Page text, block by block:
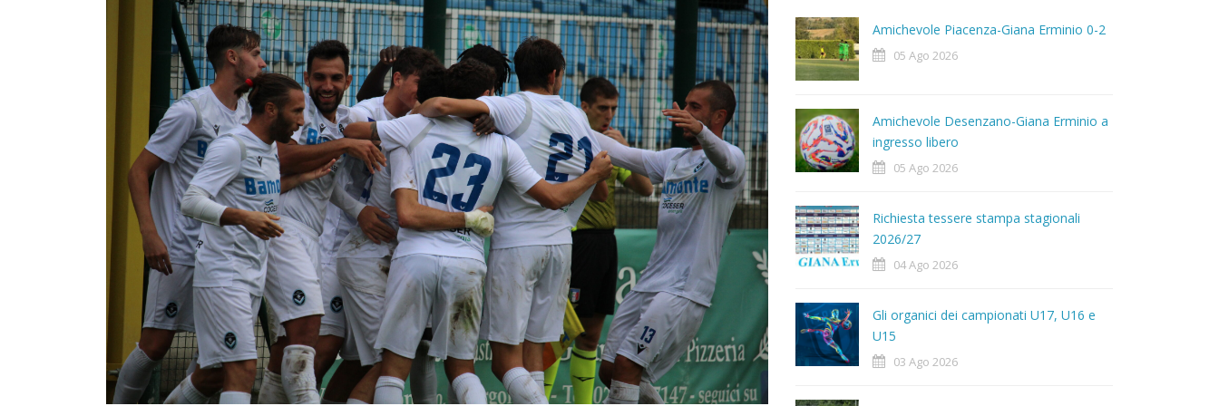
Amichevole Piacenza-Giana Erminio 0-2
05 Ago 2026
Amichevole Desenzano-Giana Erminio a
ingresso libero
05 Ago 2026
Richiesta tessere stampa stagionali
2026/27
04 Ago 2026
Gli organici dei campionati U17, U16 e
U15
03 Ago 2026